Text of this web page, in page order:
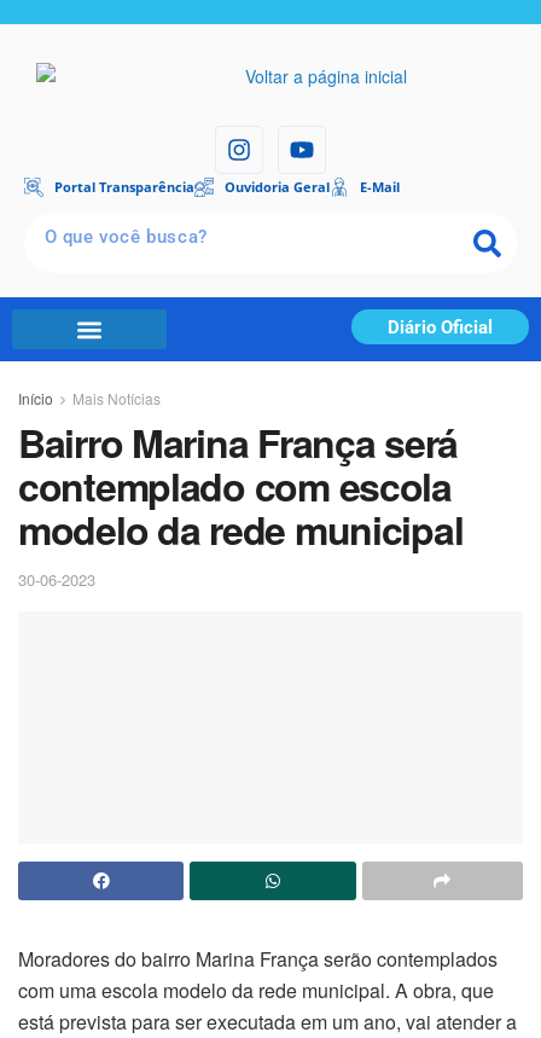
Portal Transparência Ouvidoria Geral E-Mail
Diário Oficial
Início Mais Notícias
Bairro Marina França será
contemplado com escola
modelo da rede municipal
30-06-2023
Moradores do bairro Marina França serão contemplados
com uma escola modelo da rede municipal. A obra, que
está prevista para ser executada em um ano, vai atender a